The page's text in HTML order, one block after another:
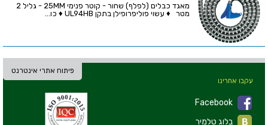
מאגד כבלים (לפלף) שחור - קוטר פנימי 25MM - גליל 2
מטר ♦ עשוי פוליפרופילן בתקן UL94HB ♦ כו...
פיתוח אתרי אינטרנט
עקבו אחרינו
Facebook